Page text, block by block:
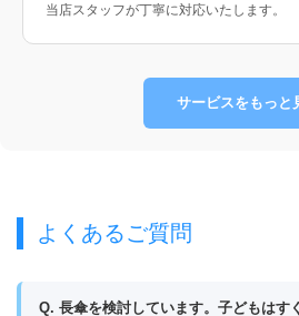
当店スタッフが丁寧に対応いたします。
サービスをもっと
よくあるご質問
Q. 長傘を検討しています。子どもはす